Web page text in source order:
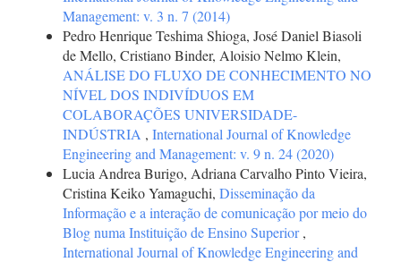
Management: v. 3 n. 7 (2014)
Pedro Henrique Teshima Shioga, José Daniel Biasoli
de Mello, Cristiano Binder, Aloisio Nelmo Klein,
ANÁLISE DO FLUXO DE CONHECIMENTO NO
NÍVEL DOS INDIVÍDUOS EM
COLABORAÇÕES UNIVERSIDADE-
INDÚSTRIA , International Journal of Knowledge
Engineering and Management: v. 9 n. 24 (2020)
Lucia Andrea Burigo, Adriana Carvalho Pinto Vieira,
Cristina Keiko Yamaguchi, Disseminação da
Informação e a interação de comunicação por meio do
Blog numa Instituição de Ensino Superior,
International Journal of Knowledge Engineering and